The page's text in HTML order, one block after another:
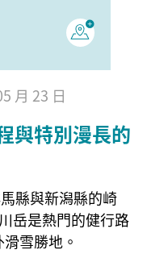
月 23 日
與特別漫長的
縣與新潟縣的崎
岳是熱門的健行路
雪勝地。